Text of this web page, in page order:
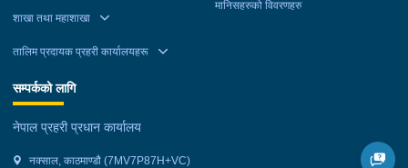
शाखा तथा महाशाखा
तालिम प्रदायक प्रहरी कार्यालयहरू
मानिसहरुको विवरणहरु
सम्पर्कको लागि
नेपाल प्रहरी प्रधान कार्यालय
नक्साल, काठमाण्डौ (7MV7P87H+VC)